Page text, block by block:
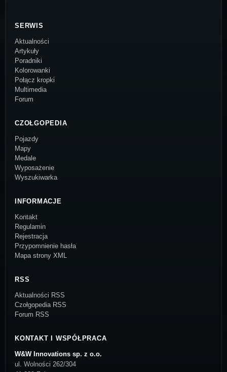
SERWIS
Aktualności
Artykuły
Poradniki
Kolorowanki
Połącz kropki
Multimedia
Forum
CZOŁGOPEDIA
Pojazdy
Mapy
Medale
Wyposażenie
Wyszukiwarka
INFORMACJE
Kontakt
Regulamin
Rejestracja
Przypomnienie hasła
Mapa strony XML
RSS
Aktualności RSS
Czołgopedia RSS
Forum RSS
KONTAKT I WSPÓŁPRACA
W&W Innovations sp. z o.o.
ul. Wolności 262/304